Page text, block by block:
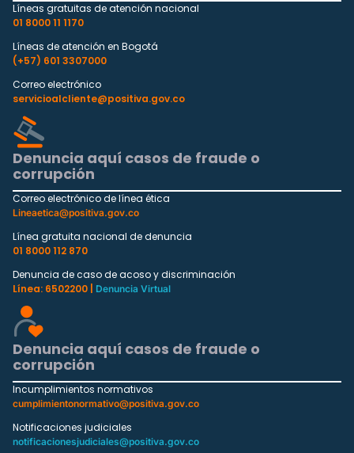
Líneas gratuitas de atención nacional
01 8000 11 1170
Líneas de atención en Bogotá
(+57) 601 3307000
Correo electrónico
servicioalcliente@positiva.gov.co
Denuncia aquí casos de fraude o
corrupción
Correo electrónico de línea ética
Lineaetica@positiva.gov.co
Línea gratuita nacional de denuncia
01 8000 112 870
Denuncia de caso de acoso y discriminación
Línea: 6502200 |
Denuncia Virtual
Denuncia aquí casos de fraude o
corrupción
Incumplimientos normativos
cumplimientonormativo@positiva.gov.co
Notificaciones judiciales
notificacionesjudiciales@positiva.gov.co